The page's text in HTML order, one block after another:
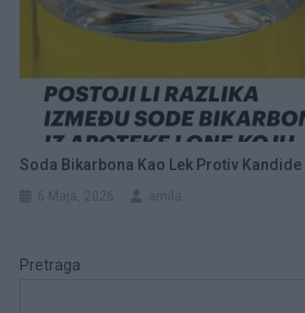
Soda Bikarbona Kao Lek Protiv Kandide
Pretraga